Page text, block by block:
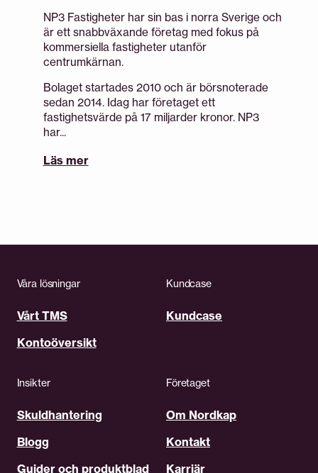
NP3 Fastigheter har sin bas i norra Sverige och
är ett snabbväxande företag med fokus på
kommersiella fastigheter utanför
centrumkärnan.
Bolaget startades 2010 och är börsnoterade
sedan 2014. Idag har företaget ett
fastighetsvärde på 17 miljarder kronor. NP3
har...
Läs mer
Våra lösningar
Vårt TMS
Kontoöversikt
Kundcase
Kundcase
Insikter
Skuldhantering
Blogg
Guider och produktblad
Företaget
Om Nordkap
Kontakt
Karriär